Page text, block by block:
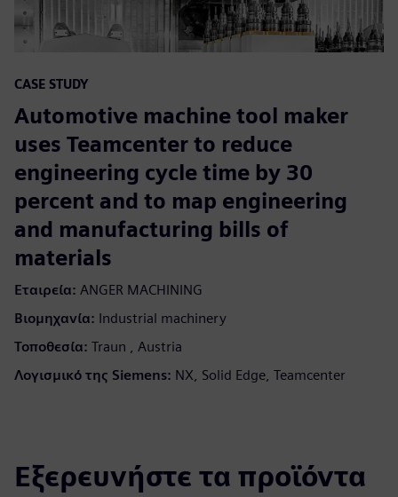
CASE STUDY
Automotive machine tool maker
uses Teamcenter to reduce
engineering cycle time by 30
percent and to map engineering
and manufacturing bills of
materials
Εταιρεία: ANGER MACHINING
Βιομηχανία: Industrial machinery
Τοποθεσία: Traun , Austria
Λογισμικό της Siemens: NX, Solid Edge, Teamcenter
Εξερευνήστε τα προϊόντα